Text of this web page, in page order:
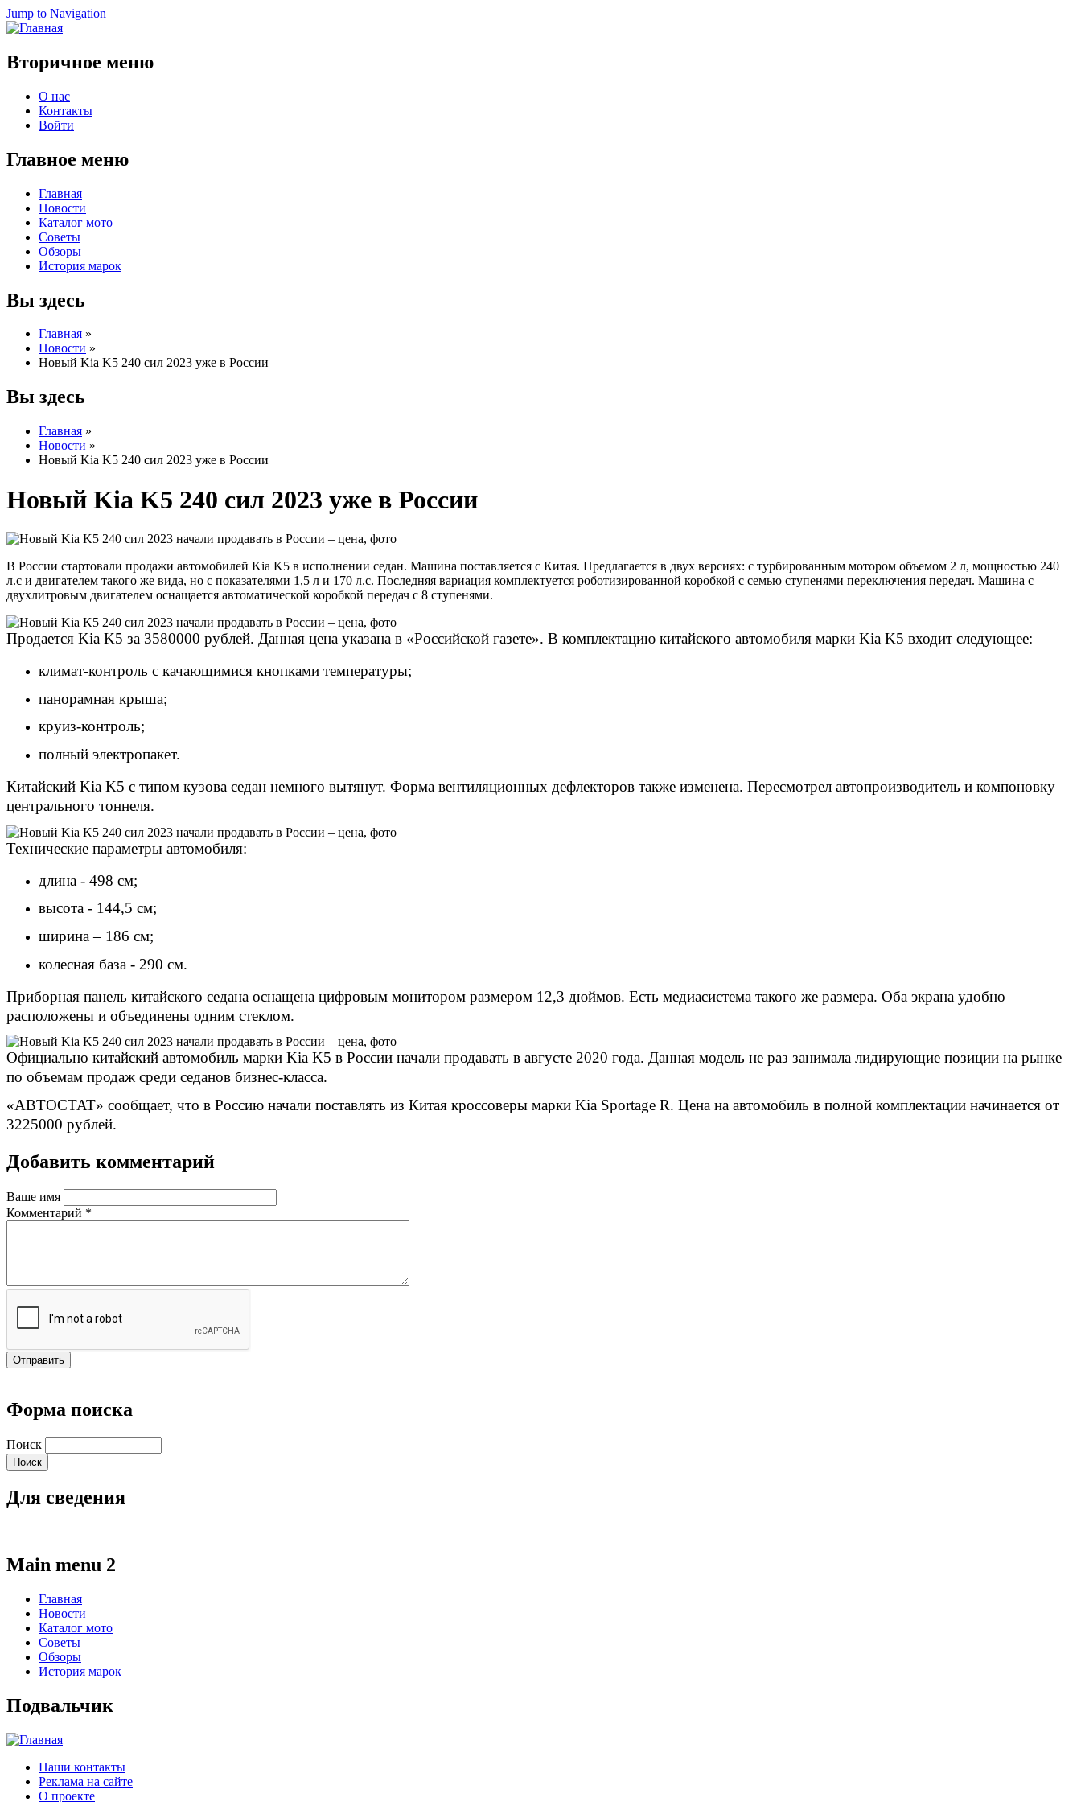
Jump to Navigation
Вторичное меню
О нас
Контакты
Войти
Главное меню
Главная
Новости
Каталог мото
Советы
Обзоры
История марок
Вы здесь
Главная »
Новости »
Новый Kia K5 240 сил 2023 уже в России
Вы здесь
Главная »
Новости »
Новый Kia K5 240 сил 2023 уже в России
Новый Kia K5 240 сил 2023 уже в России
В России стартовали продажи автомобилей Kia K5 в исполнении седан. Машина поставляется с Китая. Предлагается в двух версиях: с турбированным мотором объемом 2 л, мощностью 240
л.с и двигателем такого же вида, но с показателями 1,5 л и 170 л.с. Последняя вариация комплектуется роботизированной коробкой с семью ступенями переключения передач. Машина с
двухлитровым двигателем оснащается автоматической коробкой передач с 8 ступенями.
Продается Kia K5 за 3580000 рублей. Данная цена указана в «Российской газете». В комплектацию китайского автомобиля марки Kia K5 входит следующее:
климат-контроль с качающимися кнопками температуры;
панорамная крыша;
круиз-контроль;
полный электропакет.
Китайский Kia K5 с типом кузова седан немного вытянут. Форма вентиляционных дефлекторов также изменена. Пересмотрел автопроизводитель и компоновку
центрального тоннеля.
Технические параметры автомобиля:
длина - 498 см;
высота - 144,5 см;
ширина – 186 см;
колесная база - 290 см.
Приборная панель китайского седана оснащена цифровым монитором размером 12,3 дюймов. Есть медиасистема такого же размера. Оба экрана удобно
расположены и объединены одним стеклом.
Официально китайский автомобиль марки Kia K5 в России начали продавать в августе 2020 года. Данная модель не раз занимала лидирующие позиции на рынке
по объемам продаж среди седанов бизнес-класса.
«АВТОСТАТ» сообщает, что в Россию начали поставлять из Китая кроссоверы марки Kia Sportage R. Цена на автомобиль в полной комплектации начинается от
3225000 рублей.
Добавить комментарий
Ваше имя
Комментарий *
Форма поиска
Поиск
Для сведения
Main menu 2
Главная
Новости
Каталог мото
Советы
Обзоры
История марок
Подвальчик
Наши контакты
Реклама на сайте
О проекте